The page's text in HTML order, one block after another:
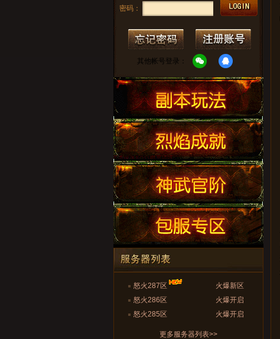
密码：
其他帐号登录：
火爆新区
怒火287区
火爆开启
怒火286区
火爆开启
怒火285区
更多服务器列表>>